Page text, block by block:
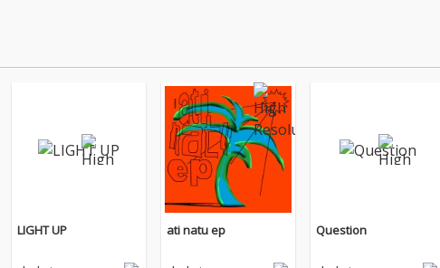
LIGHT UP ati natu ep Question